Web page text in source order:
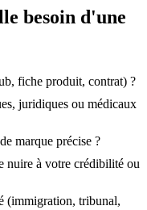
besoin d'une
fiche produit, contrat) ?
juridiques ou médicaux
marque précise ?
nuire à votre crédibilité ou
(immigration, tribunal,